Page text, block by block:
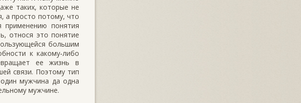
таких, которые не
а просто потому, что
применению понятия
относя это понятие
большим
к какому‑либо
ее жизнь в
связи. Поэтому тип
мужчина да одна
мужчине.